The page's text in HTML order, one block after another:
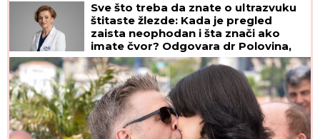
Sve što treba da znate o ultrazvuku
štitaste žlezde: Kada je pregled
zaista neophodan i šta znači ako
imate čvor? Odgovara dr Polovina,
radiolog ordinacije "One Medical"